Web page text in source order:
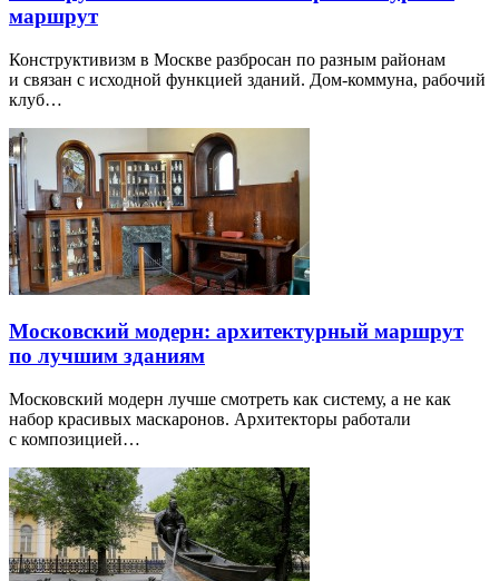
маршрут
Конструктивизм в Москве разбросан по разным районам
и связан с исходной функцией зданий. Дом-коммуна, рабочий
клуб…
Московский модерн: архитектурный маршрут
по лучшим зданиям
Московский модерн лучше смотреть как систему, а не как
набор красивых маскаронов. Архитекторы работали
с композицией…